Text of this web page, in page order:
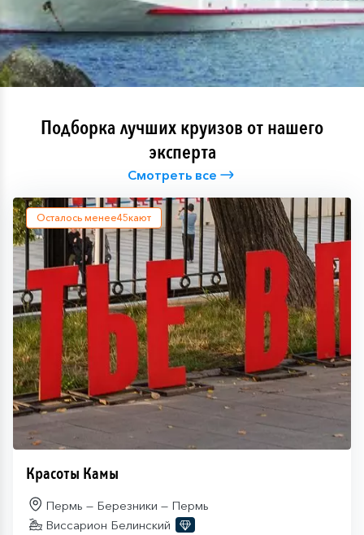
Подборка лучших круизов от нашего
эксперта
Смотреть все
Осталось менее45кают
Красоты Камы
Пермь — Березники — Пермь
Виссарион Белинский